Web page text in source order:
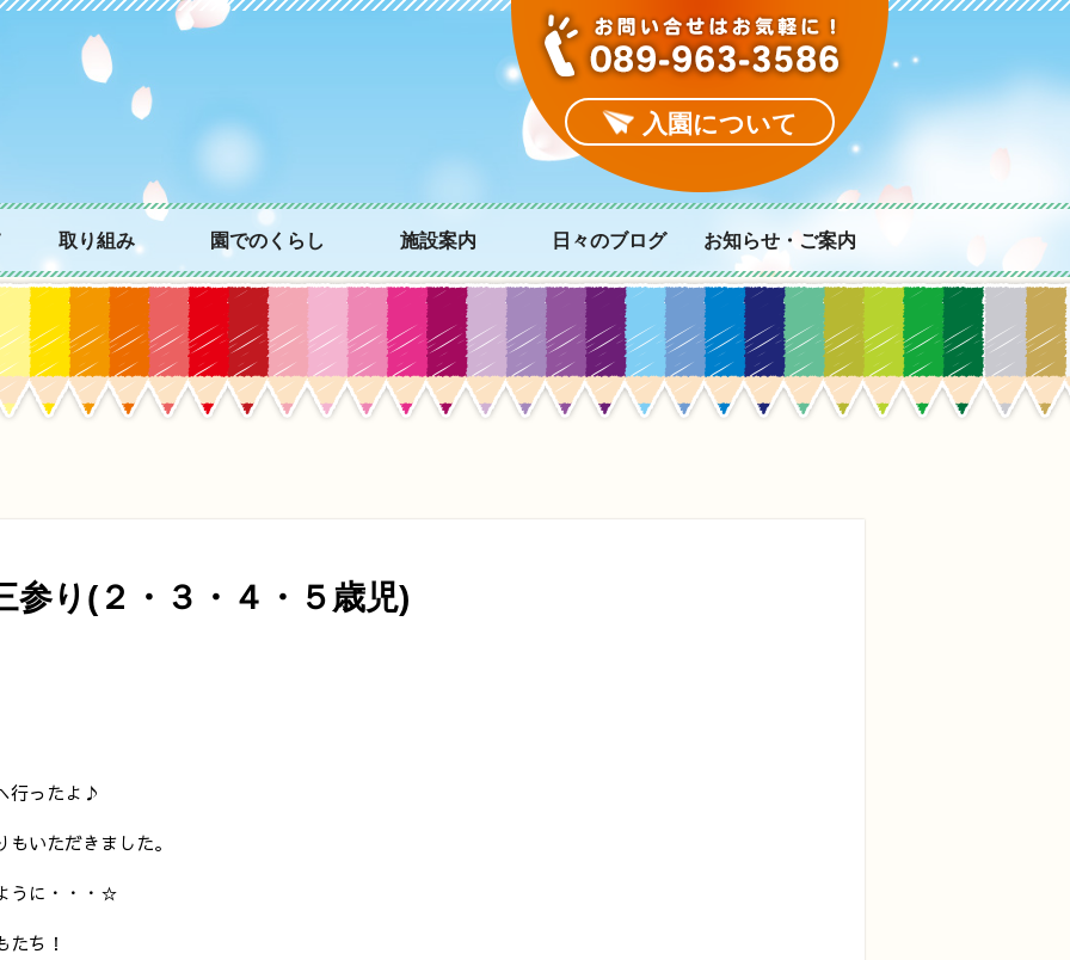
入園について
取り組み 園でのくらし 施設案内 日々のブログ お知らせ・ご案内
り(２・３・４・５歳児)
行ったよ♪
いただきました。
うに・・・☆
ち！